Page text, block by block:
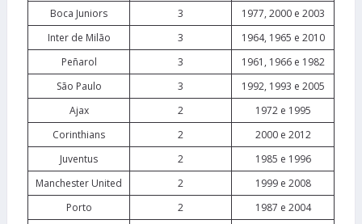
Boca Juniors
3
1977, 2000 e 2003
Inter de Milão
3
1964, 1965 e 2010
Peñarol
3
1961, 1966 e 1982
São Paulo
3
1992, 1993 e 2005
Ajax
2
1972 e 1995
Corinthians
2
2000 e 2012
Juventus
2
1985 e 1996
Manchester United
2
1999 e 2008
Porto
2
1987 e 2004